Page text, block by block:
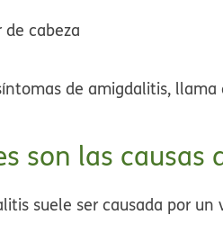
de cabeza
de amigdalitis, llama
son las causas
suele ser causada por un